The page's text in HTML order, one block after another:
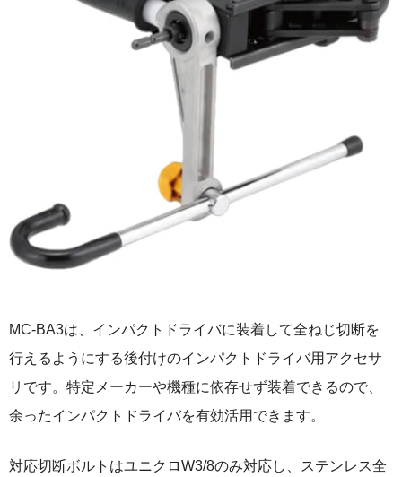
MC-BA3は、インパクトドライバに装着して全ねじ切断を
行えるようにする後付けのインパクトドライバ用アクセサ
リです。特定メーカーや機種に依存せず装着できるので、
余ったインパクトドライバを有効活用できます。
対応切断ボルトはユニクロW3/8のみ対応し、ステンレス全